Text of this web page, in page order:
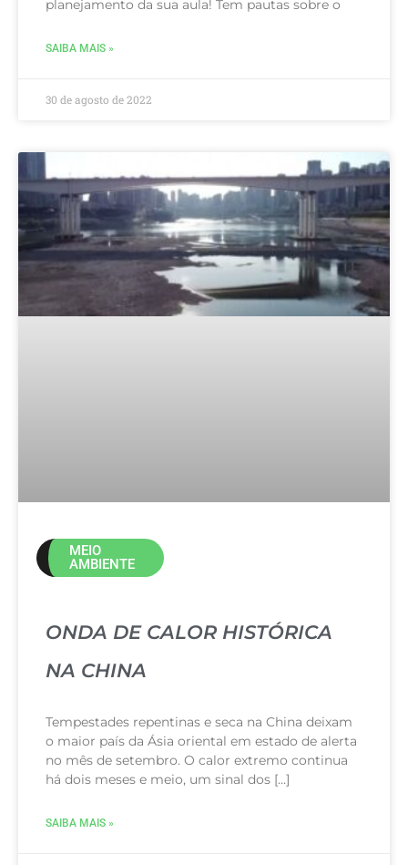
planejamento da sua aula! Tem pautas sobre o
SAIBA MAIS »
30 de agosto de 2022
MEIO
AMBIENTE
ONDA DE CALOR HISTÓRICA
NA CHINA
Tempestades repentinas e seca na China deixam
o maior país da Ásia oriental em estado de alerta
no mês de setembro. O calor extremo continua
há dois meses e meio, um sinal dos […]
SAIBA MAIS »